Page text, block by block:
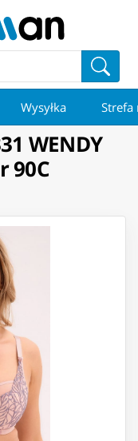
Wysyłka Strefa
WENDY
90C